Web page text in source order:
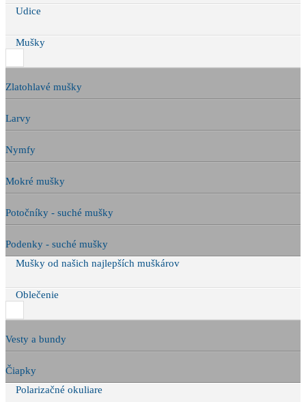
Udice
Mušky
Zlatohlavé mušky
Larvy
Nymfy
Mokré mušky
Potočníky - suché mušky
Podenky - suché mušky
Mušky od našich najlepších muškárov
Oblečenie
Vesty a bundy
Čiapky
Polarizačné okuliare